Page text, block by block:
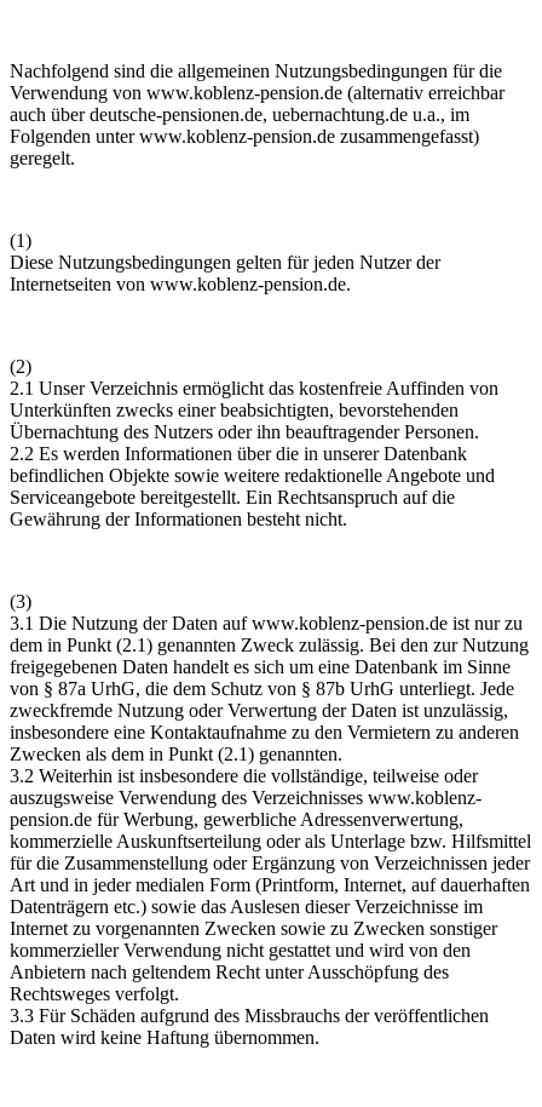
Nachfolgend sind die allgemeinen Nutzungsbedingungen für die
Verwendung von www.koblenz-pension.de (alternativ erreichbar
auch über deutsche-pensionen.de, uebernachtung.de u.a., im
Folgenden unterwww.koblenz-pension.de zusammengefasst)
geregelt.
(1)
Diese Nutzungsbedingungen gelten für jeden Nutzer der
Internetseiten von www.koblenz-pension.de.
(2)
2.1 Unser Verzeichnis ermöglicht das kostenfreie Auffinden von
Unterkünften zwecks einer beabsichtigten, bevorstehenden
Übernachtung des Nutzers oder ihn beauftragender Personen.
2.2 Es werden Informationen über die in unserer Datenbank
befindlichen Objekte sowie weitere redaktionelle Angebote und
Serviceangebote bereitgestellt. Ein Rechtsanspruch auf die
Gewährung der Informationen besteht nicht.
(3)
3.1 Die Nutzung der Daten aufwww.koblenz-pension.de ist nur zu
dem in Punkt (2.1) genannten Zweck zulässig. Bei den zur Nutzung
freigegebenen Daten handelt es sich um eine Datenbank im Sinne
von § 87a UrhG, die dem Schutz von § 87b UrhG unterliegt. Jede
zweckfremde Nutzung oder Verwertung der Daten ist unzulässig,
insbesondere eine Kontaktaufnahme zu den Vermietern zu anderen
Zwecken als dem in Punkt (2.1) genannten.
3.2 Weiterhin ist insbesondere die vollständige, teilweise oder
auszugsweise Verwendung des Verzeichnisses www.koblenz-
pension.de für Werbung, gewerbliche Adressenverwertung,
kommerzielle Auskunftserteilung oder als Unterlage bzw. Hilfsmittel
für die Zusammenstellung oder Ergänzung von Verzeichnissen jeder
Art und in jeder medialen Form (Printform, Internet, auf dauerhaften
Datenträgern etc.) sowie das Auslesen dieser Verzeichnisse im
Internet zu vorgenannten Zwecken sowie zu Zwecken sonstiger
kommerzieller Verwendung nicht gestattet und wird von den
Anbietern nach geltendem Recht unter Ausschöpfung des
Rechtsweges verfolgt.
3.3 Für Schäden aufgrund des Missbrauchs der veröffentlichen
Daten wird keine Haftung übernommen.